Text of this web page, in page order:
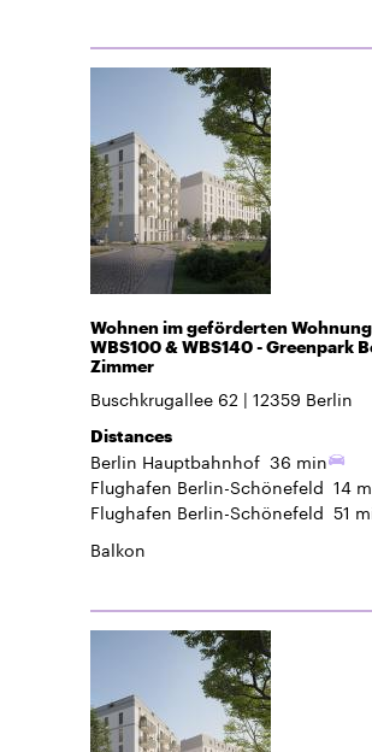
Wohnen im geförderten
WBS100 & WBS140 - Greenpark
Zimmer
Buschkrugallee 62 12359 Berlin
Distances
Berlin Hauptbahnhof 36 min
Flughafen Berlin-Schönefeld 14
Flughafen Berlin-Schönefeld 51
Balkon